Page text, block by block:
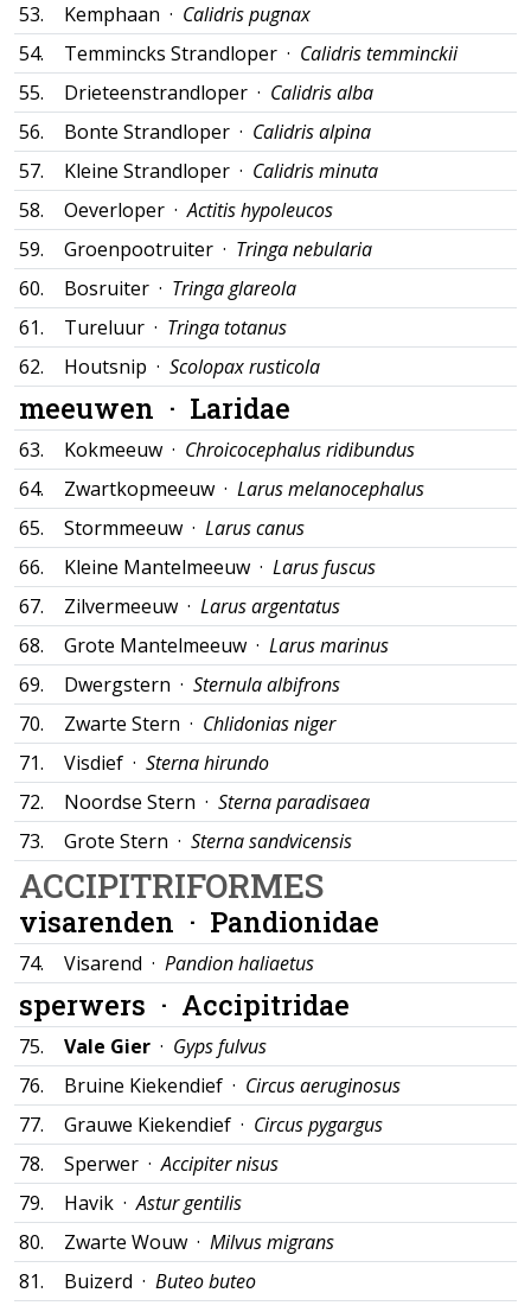
53.
Kemphaan · Calidris pugnax
54.
Temmincks Strandloper · Calidris temminckii
55.
Drieteenstrandloper · Calidris alba
56.
Bonte Strandloper · Calidris alpina
57.
Kleine Strandloper · Calidris minuta
58.
Oeverloper ·Actitis hypoleucos
59.
Groenpootruiter · Tringa nebularia
60.
Bosruiter · Tringa glareola
61.
Tureluur · Tringa totanus
62.
Houtsnip · Scolopax rusticola
meeuwen · Laridae
63. Kokmeeuw · Chroicocephalus ridibundus
64.
Zwartkopmeeuw · Larus melanocephalus
65.
Stormmeeuw · Larus canus
66.
Kleine Mantelmeeuw · Larus fuscus
67.
Zilvermeeuw · Larus argentatus
68.
Grote Mantelmeeuw · Larus marinus
69.
Dwergstern · Sternula albifrons
70.
Zwarte Stern · Chlidonias niger
71.
Visdief · Sterna hirundo
72.
Noordse Stern · Sterna paradisaea
73.
Grote Stern · Sterna sandvicensis
ACCIPITRIFORMES
visarenden · Pandionidae
74. Visarend · Pandion haliaetus
sperwers · Accipitridae
75. Vale Gier · Gyps fulvus
76.
Bruine Kiekendief · Circus aeruginosus
77.
Grauwe Kiekendief · Circus pygargus
78.
Sperwer ·Accipiter nisus
79.
Havik ·Astur gentilis
80.
Zwarte Wouw · Milvus migrans
81.
Buizerd · Buteo buteo